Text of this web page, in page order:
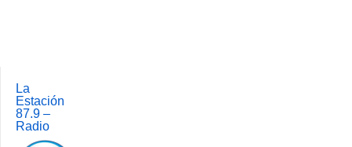
La
Estación
87.9 –
Radio